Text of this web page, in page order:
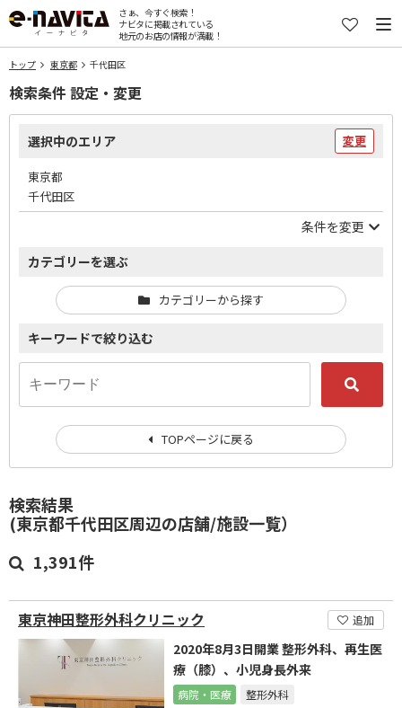
さぁ、今すぐ検索！
ナビタに掲載されている
地元のお店の情報が満載！
トップ 東京都 千代田区
検索結果
(東京都千代田区周辺の店舗/施設一覧）
1,391件
東京神田整形外科クリニック 追加
2020年8月3日開業 整形外科、再生医
療（膝）、小児身長外来
病院・医療 整形外科
検索条件 設定・変更
選択中のエリア 変更
東京都
千代田区
条件を変更
カテゴリーを選ぶ
カテゴリーから探す
キーワードで絞り込む
TOPページに戻る